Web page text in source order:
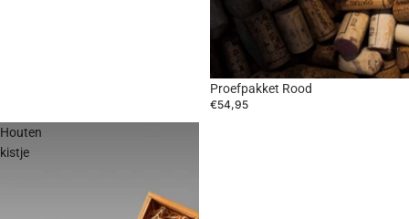
Proefpakket Rood
€54,95
Houten
kistje